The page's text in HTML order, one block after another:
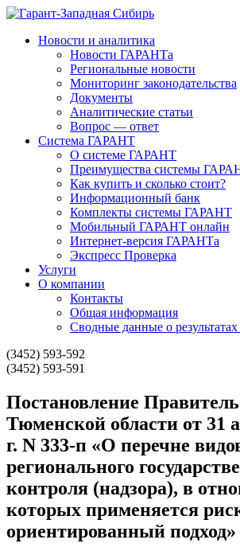
Новости и аналитика
Новости ГАРАНТа
Региональные новости
Мониторинг законодательства
Документы
Аналитические статьи
Вопрос — ответ
Система ГАРАНТ
О системе ГАРАНТ
Преимущества системы
Как купить и сколько стоит?
Информационный банк
Комплекты системы ГАРАНТ
Мобильный ГАРАНТ онлайн
Интернет-версия ГАРАНТа
Экспресс Проверка
Услуги
О компании
Контакты
Общая информация
Сводные данные о
(3452) 593-592
(3452) 593-591
Постановление
Тюменской области от 31
г. N 333-п «О перечне
регионального
контроля (надзора), в
которых применяется
ориентированный подход»